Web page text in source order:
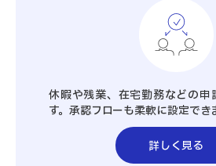
休暇や残業、在宅勤務などの申
す。承認フローも柔軟に設定でき
詳しく見る